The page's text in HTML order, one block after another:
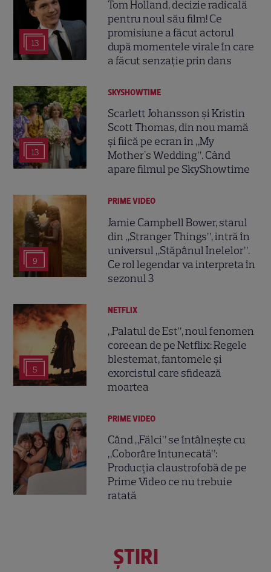
13
Tom Holland, decizie radicală
pentru noul său film! Ce
promisiune a făcut actorul
după momentele virale în care
a făcut senzație prin dans
13
SKYSHOWTIME
Scarlett Johansson și Kristin
Scott Thomas, din nou mamă
și fiică pe ecran în „My
Mother's Wedding”. Când
apare filmul pe SkyShowtime
9
PRIME VIDEO
Jamie Campbell Bower, starul
din „Stranger Things”, intră în
universul „Stăpânul Inelelor”.
Ce rol legendar va interpreta în
sezonul 3
5
NETFLIX
„Palatul de Est”, noul fenomen
coreean de pe Netflix: Regele
blestemat, fantomele și
exorcistul care sfidează
moartea
PRIME VIDEO
Când „Fălci” se întâlnește cu
„Coborâre întunecată”:
Producția claustrofobă de pe
Prime Video ce nu trebuie
ratată
ŞTIRI